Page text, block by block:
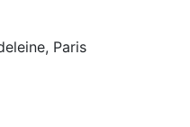
Paris